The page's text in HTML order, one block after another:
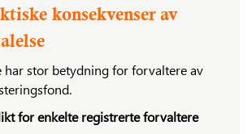
konsekvenser av
har stor betydning for forvaltere av
for enkelte registrerte forvaltere